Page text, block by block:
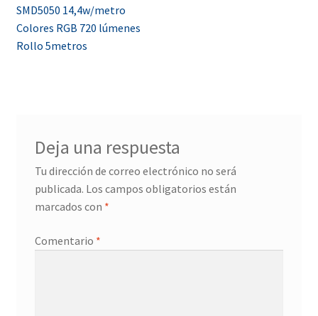
de
entradas
SMD5050 14,4w/metro
Colores RGB 720 lúmenes
Rollo 5metros
Deja una respuesta
Tu dirección de correo electrónico no será
publicada. Los campos obligatorios están
marcados con *
Comentario *